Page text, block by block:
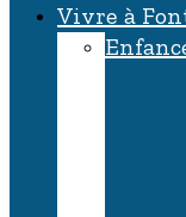
Vivre à